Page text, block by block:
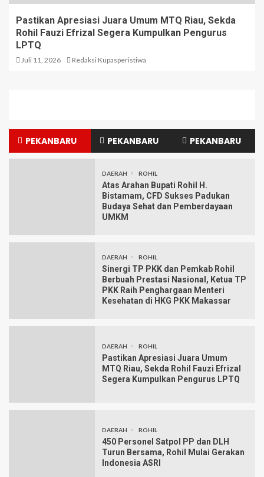
Pastikan Apresiasi Juara Umum MTQ Riau, Sekda
Rohil Fauzi Efrizal Segera Kumpulkan Pengurus
LPTQ
Juli 11, 2026 Redaksi Kupasperistiwa
PEKANBARU PEKANBARU PEKANBARU
DAERAH ROHIL
Atas Arahan Bupati Rohil H.
Bistamam, CFD Sukses Padukan
Budaya Sehat dan Pemberdayaan
UMKM
DAERAH ROHIL
Sinergi TP PKK dan Pemkab Rohil
Berbuah Prestasi Nasional, Ketua TP
PKK Raih Penghargaan Menteri
Kesehatan di HKG PKK Makassar
DAERAH ROHIL
Pastikan Apresiasi Juara Umum
MTQ Riau, Sekda Rohil Fauzi Efrizal
Segera Kumpulkan Pengurus LPTQ
DAERAH ROHIL
450 Personel Satpol PP dan DLH
Turun Bersama, Rohil Mulai Gerakan
Indonesia ASRI